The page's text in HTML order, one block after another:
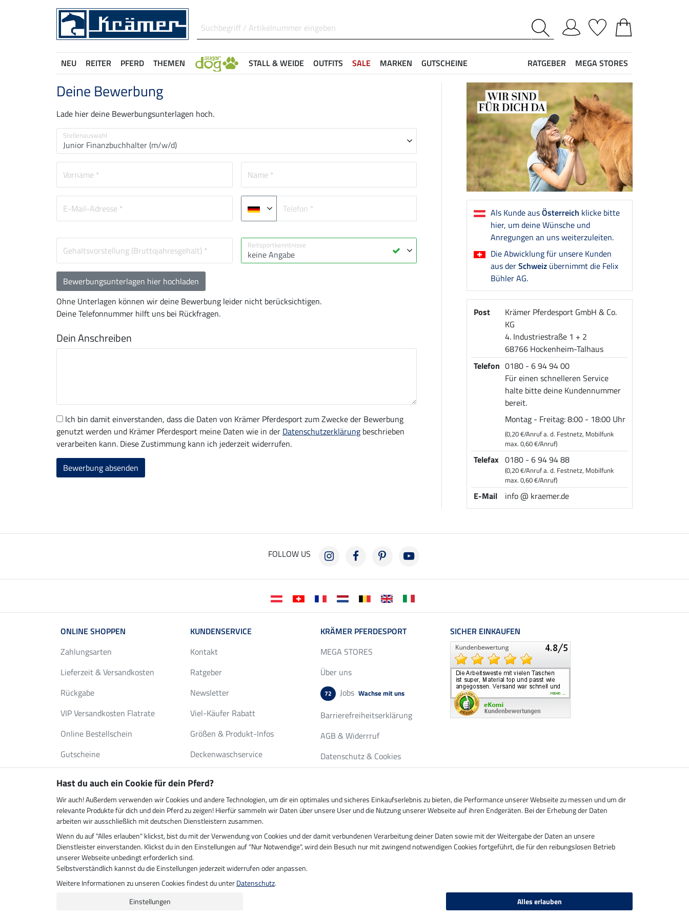
NEU REITER PFERD THEMEN STALL & WEIDE OUTFITS SALE MARKEN GUTSCHEINE RATGEBER MEGA STORES
Deine Bewerbung
Lade hier deine Bewerbungsunterlagen hoch.
Bewerbungsunterlagen hier hochladen
Ohne Unterlagen können wir deine Bewerbung leider nicht berücksichtigen.
Deine Telefonnummer hilft uns bei Rückfragen.
Dein Anschreiben
Ich bin damit einverstanden, dass die Daten von Krämer Pferdesport zum Zwecke der Bewerbung
genutzt werden und Krämer Pferdesport meine Daten wie in der Datenschutzerklärung beschrieben
verarbeiten kann. Diese Zustimmung kann ich jederzeit widerrufen.
Bewerbung absenden
Als Kunde ausÖsterreich klicke bitte
hier, um deine Wünsche und
Anregungen an uns weiterzuleiten.
Die Abwicklung für unsere Kunden
aus derSchweizübernimmt die Felix
Bühler AG.
Post
Krämer Pferdesport GmbH & Co.
KG
4. Industriestraße 1 + 2
68766 Hockenheim-Talhaus
Telefon 0180 - 6 94 94 00
Für einen schnelleren Service
halte bitte deine Kundennummer
bereit.
Montag - Freitag: 8:00 - 18:00 Uhr
(0,20 €/Anruf a. d. Festnetz, Mobilfunk
max. 0,60 €/Anruf)
Telefax 0180 - 6 94 94 88
(0,20 €/Anruf a. d. Festnetz, Mobilfunk
max. 0,60 €/Anruf)
E-Mail info @ kraemer.de
FOLLOW US
ONLINE SHOPPEN
Zahlungsarten
Lieferzeit & Versandkosten
Rückgabe
VIP Versandkosten Flatrate
Online Bestellschein
Gutscheine
KUNDENSERVICE
Kontakt
Ratgeber
Newsletter
Viel-Käufer Rabatt
Größen & Produkt-Infos
Deckenwaschservice
Pferdefreunde-Seiten
KRÄMER PFERDESPORT
MEGA STORES
Über uns
72 Jobs Wachse mit uns
Barrierefreiheitserklärung
AGB & Widerrruf
Datenschutz & Cookies
SICHER EINKAUFEN
BVL zugelassen Zustellung durch Sicher bezahlen mit
Rechnung
Hast du auch ein Cookie für dein Pferd?
Wir auch! Außerdem verwenden wir Cookies und andere Technologien, um dir ein optimales und sicheres Einkaufserlebnis zu bieten, die Performance unserer Webseite zu messen und um dir
relevante Produkte für dich und dein Pferd zu zeigen! Hierfür sammeln wir Daten über unsere User und die Nutzung unserer Webseite auf ihren Endgeräten. Bei der Erhebung der Daten
arbeiten wir ausschließlich mit deutschen Dienstleistern zusammen.
Wenn du auf "Alles erlauben" klickst, bist du mit der Verwendung von Cookies und der damit verbundenen Verarbeitung deiner Daten sowie mit der Weitergabe der Daten an unsere
Dienstleister einverstanden. Klickst du in den Einstellungen auf "Nur Notwendige", wird dein Besuch nur mit zwingend notwendigen Cookies fortgeführt, die für den reibungslosen Betrieb
unserer Webseite unbedingt erforderlich sind.
Selbstverständlich kannst du die Einstellungen jederzeit widerrufen oder anpassen.
Weitere Informationen zu unseren Cookies findest du unterDatenschutz.
Einstellungen
Alles erlauben